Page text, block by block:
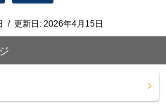
/ 更新日: 2026年4月15日